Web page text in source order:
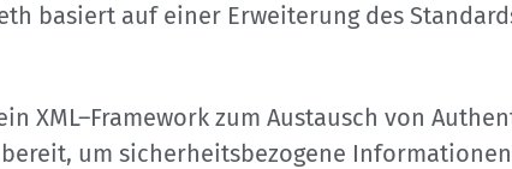
basiert auf einer Erweiterung des
XML–Framework zum Austausch von
um sicherheitsbezogene